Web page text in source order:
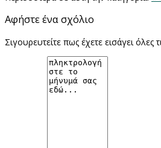
Αφήστε ένα σχόλιο
Σιγουρευτείτε πως έχετε εισάγει